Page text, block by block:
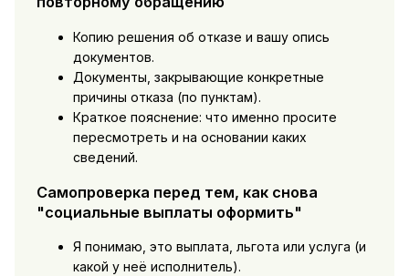
Копию решения об отказе и вашу опись
документов.
Документы, закрывающие конкретные
причины отказа (по пунктам).
Краткое пояснение: что именно просите
пересмотреть и на основании каких
сведений.
Самопроверка перед тем, как снова
"социальные выплаты оформить"
Я понимаю, это выплата, льгота или услуга (и
какой у неё исполнитель).